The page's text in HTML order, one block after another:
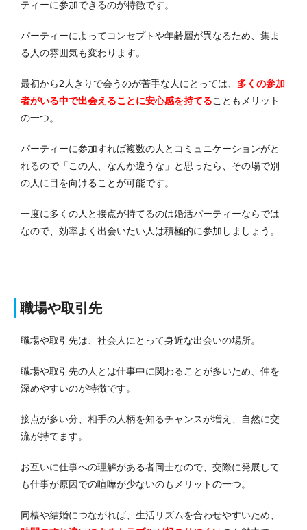
ティーに参加できるのが特徴です。
パーティーによってコンセプトや年齢層が異なるため、集ま
る人の雰囲気も変わります。
最初から2人きりで会うのが苦手な人にとっては、 多くの参加
者がいる中で出会えることに安心感を持てることもメリット
の一つ。
パーティーに参加すれば複数の人とコミュニケーションがと
れるので「この人、なんか違うな」と思ったら、その場で別
の人に目を向けることが可能です。
一度に多くの人と接点が持てるのは婚活パーティーならでは
なので、効率よく出会いたい人は積極的に参加しましょう。
職場や取引先
職場や取引先は、社会人にとって身近な出会いの場所。
職場や取引先の人とは仕事中に関わることが多いため、仲を
深めやすいのが特徴です。
接点が多い分、相手の人柄を知るチャンスが増え、自然に交
流が持てます。
お互いに仕事への理解がある者同士なので、交際に発展して
も仕事が原因での喧嘩が少ないのもメリットの一つ。
同棲や結婚につながれば、生活リズムを合わせやすいため、